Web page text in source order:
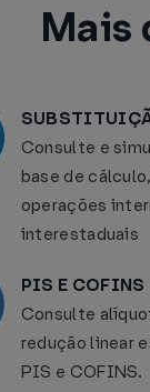
Mais
Consulte e
base de
operações
interestaduais
PIS E COFINS
Consulte
redução linear
PIS e COFINS.